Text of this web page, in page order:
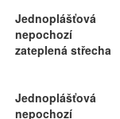
Jednoplášťová
nepochozí
zateplená střecha
Jednoplášťová
nepochozí